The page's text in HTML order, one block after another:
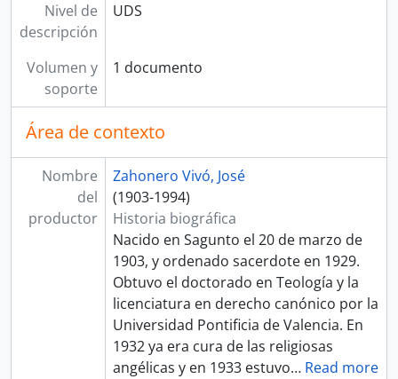
Nivel de
descripción
UDS
Volumen y
soporte
1 documento
Área de contexto
Nombre
del
productor
Zahonero Vivó, José
(1903-1994)
Historia biográfica
Nacido en Sagunto el 20 de marzo de
1903, y ordenado sacerdote en 1929.
Obtuvo el doctorado en Teología y la
licenciatura en derecho canónico por la
Universidad Pontificia de Valencia. En
1932 ya era cura de las religiosas
angélicas y en 1933 estuvo… Read more